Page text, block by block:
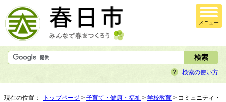
メニュー
検索の使い方
現在の位置： トップページ > 子育て・健康・福祉 > 学校教育 > コミュニティ・